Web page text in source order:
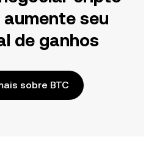
aumente seu
de ganhos
sobre BTC